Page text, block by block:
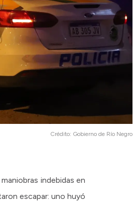
Crédito: Gobierno de Río Negro
indebidas en
escapar: uno huyó